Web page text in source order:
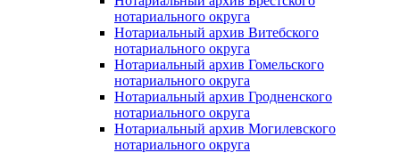
нотариального округа
Нотариальный архив Витебского
нотариального округа
Нотариальный архив Гомельского
нотариального округа
Нотариальный архив Гродненского
нотариального округа
Нотариальный архив Могилевского
нотариального округа